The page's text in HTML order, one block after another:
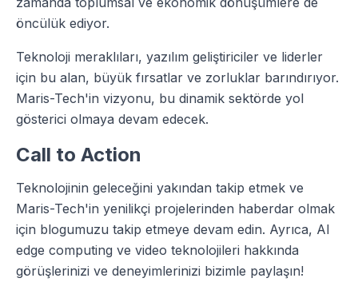
öncülük ediyor.
Teknoloji meraklıları, yazılım geliştiriciler ve liderler
için bu alan, büyük fırsatlar ve zorluklar barındırıyor.
Maris-Tech'in vizyonu, bu dinamik sektörde yol
gösterici olmaya devam edecek.
Call to Action
Teknolojinin geleceğini yakından takip etmek ve
Maris-Tech'in yenilikçi projelerinden haberdar olmak
için blogumuzu takip etmeye devam edin. Ayrıca, AI
edge computing ve video teknolojileri hakkında
görüşlerinizi ve deneyimlerinizi bizimle paylaşın!